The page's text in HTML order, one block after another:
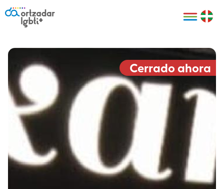
Personas
Bilbao Bizkaia
HARRO
HARROladies
Derechos
humanos
II Conferencia
LGTBI+ Atlántica
I LGBTI+ Basque
Sariak
Visitas guiadas
Certificado
empresarial
LGBTI+
Red de puntos
seguros LGBTI+
Registro
Formación
Formación
HARROkids
Accede a tu
cuenta
Cerrado ahora